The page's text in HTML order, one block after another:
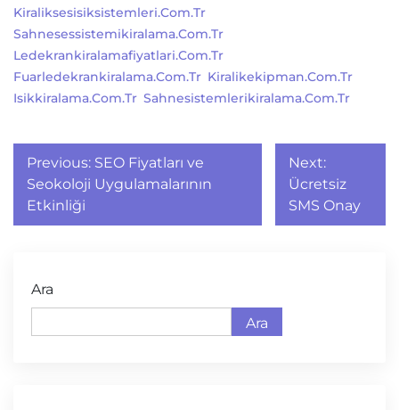
Kiraliksesisiksistemleri.com.tr
Sahnesessistemikiralama.com.tr
Ledekrankiralamafiyatlari.com.tr
Fuarledekrankiralama.com.tr Kiralikekipman.com.tr
Isikkiralama.com.tr Sahnesistemlerikiralama.com.tr
Yazı
gezinmesi
Previous: SEO Fiyatları ve
Seokoloji Uygulamalarının
Etkinliği
Next:
Ücretsiz
SMS Onay
Ara
Ara